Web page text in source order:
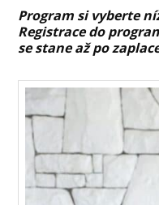
Program si vyberte
Registrace do
se stane až po